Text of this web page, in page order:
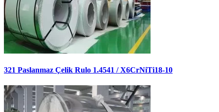
321 Paslanmaz Çelik Rulo 1.4541 / X6CrNiTi18-10